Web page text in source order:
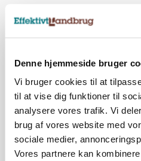
Denne hjemmeside bruger
Vi bruger cookies til at
til at vise dig funktioner til
analysere vores trafik. Vi
brug af vores website med
sociale medier,
Vores partnere kan
LEDER
økoproduktion
HØST-TOUR